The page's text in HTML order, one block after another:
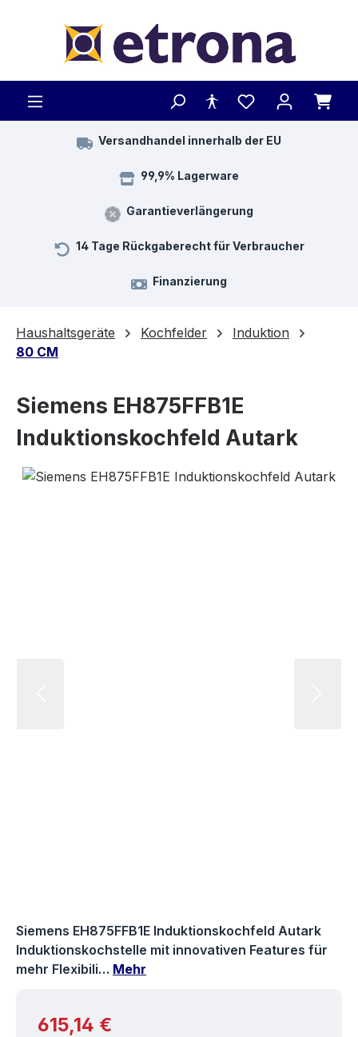
Versandhandel innerhalb der EU
99,9% Lagerware
Garantieverlängerung
14 Tage Rückgaberecht für Verbraucher
Finanzierung
Haushaltsgeräte Kochfelder
Induktion
80 CM
Siemens EH875FFB1E
Induktionskochfeld Autark
Bildergalerie überspringen
Siemens EH875FFB1E Induktionskochfeld Autark
Induktionskochstelle mit innovativen Features für
mehr Flexibili… Mehr
Regulärer Preis:
615,14 €